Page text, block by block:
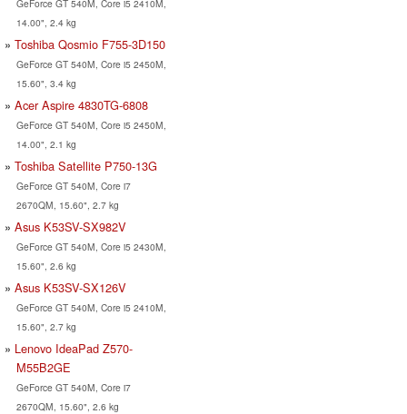
GeForce GT 540M, Core i5 2410M,
14.00", 2.4 kg
Toshiba Qosmio F755-3D150
GeForce GT 540M, Core i5 2450M,
15.60", 3.4 kg
Acer Aspire 4830TG-6808
GeForce GT 540M, Core i5 2450M,
14.00", 2.1 kg
Toshiba Satellite P750-13G
GeForce GT 540M, Core i7
2670QM, 15.60", 2.7 kg
Asus K53SV-SX982V
GeForce GT 540M, Core i5 2430M,
15.60", 2.6 kg
Asus K53SV-SX126V
GeForce GT 540M, Core i5 2410M,
15.60", 2.7 kg
Lenovo IdeaPad Z570-
M55B2GE
GeForce GT 540M, Core i7
2670QM, 15.60", 2.6 kg